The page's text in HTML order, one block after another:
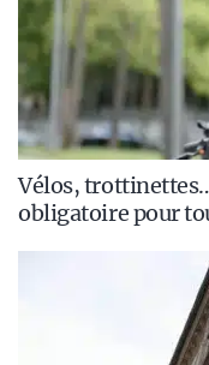
Vélos,
obligatoire pour